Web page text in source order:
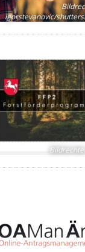
igorstevanovic/
Bildrechte